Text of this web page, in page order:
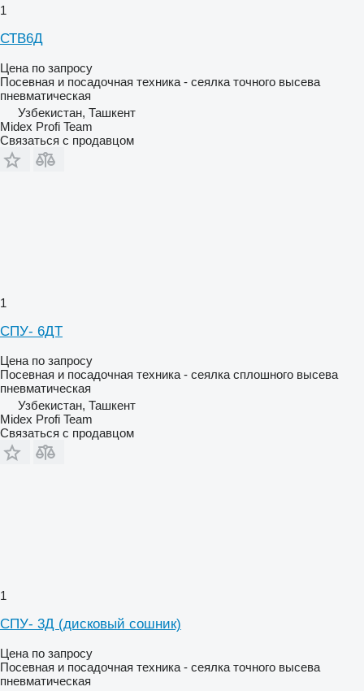
1
СТВ6Д
Цена по запросу
Посевная и посадочная техника - сеялка точного высева
пневматическая
Узбекистан, Ташкент
Midex Profi Team
Связаться с продавцом
1
СПУ- 6ДТ
Цена по запросу
Посевная и посадочная техника - сеялка сплошного высева
пневматическая
Узбекистан, Ташкент
Midex Profi Team
Связаться с продавцом
1
СПУ- 3Д (дисковый сошник)
Цена по запросу
Посевная и посадочная техника - сеялка точного высева
пневматическая